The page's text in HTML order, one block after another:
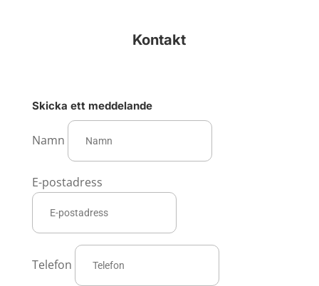
Kontakt
Skicka ett meddelande
Namn
E-postadress
Telefon